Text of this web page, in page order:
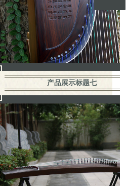
产品展示标题七